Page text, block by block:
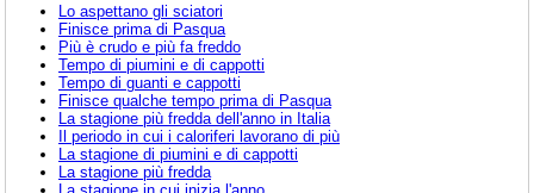
Lo aspettano gli sciatori
Finisce prima di Pasqua
Più è crudo e più fa freddo
Tempo di piumini e di cappotti
Tempo di guanti e cappotti
Finisce qualche tempo prima di Pasqua
La stagione più fredda dell'anno in Italia
Il periodo in cui i caloriferi lavorano di più
La stagione di piumini e di cappotti
La stagione più fredda
La stagione in cui inizia l'anno